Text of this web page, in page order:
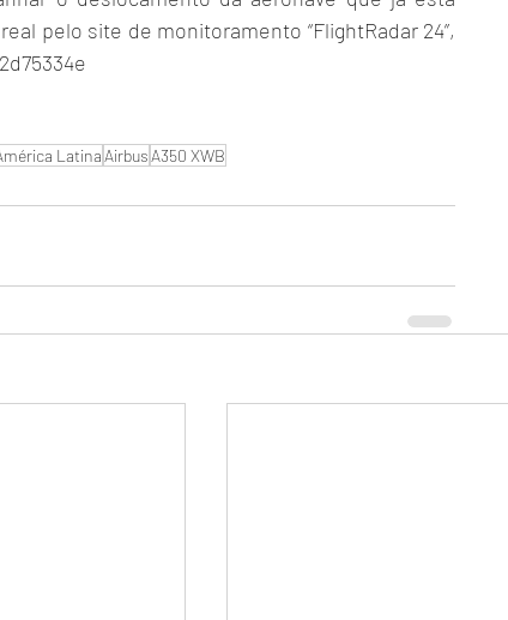
pelo site de monitoramento “FlightRadar 24”,
Latina Airbus A350 XWB